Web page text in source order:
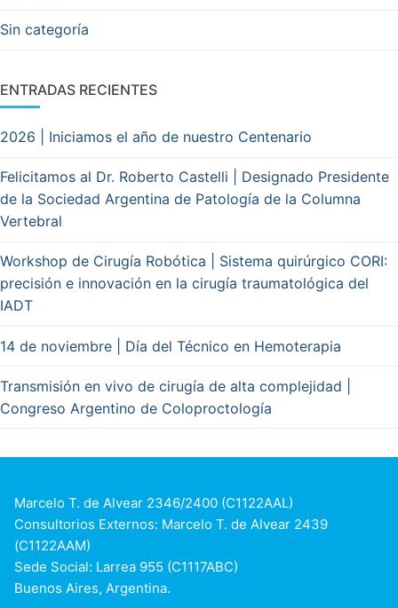
Sin categoría
ENTRADAS RECIENTES
2026 | Iniciamos el año de nuestro Centenario
Felicitamos al Dr. Roberto Castelli | Designado Presidente
de la Sociedad Argentina de Patología de la Columna
Vertebral
Workshop de Cirugía Robótica | Sistema quirúrgico CORI:
precisión e innovación en la cirugía traumatológica del
IADT
14 de noviembre | Día del Técnico en Hemoterapia
Transmisión en vivo de cirugía de alta complejidad |
Congreso Argentino de Coloproctología
Marcelo T. de Alvear 2346/2400 (C1122AAL)
Consultorios Externos: Marcelo T. de Alvear 2439
(C1122AAM)
Sede Social: Larrea 955 (C1117ABC)
Buenos Aires, Argentina.